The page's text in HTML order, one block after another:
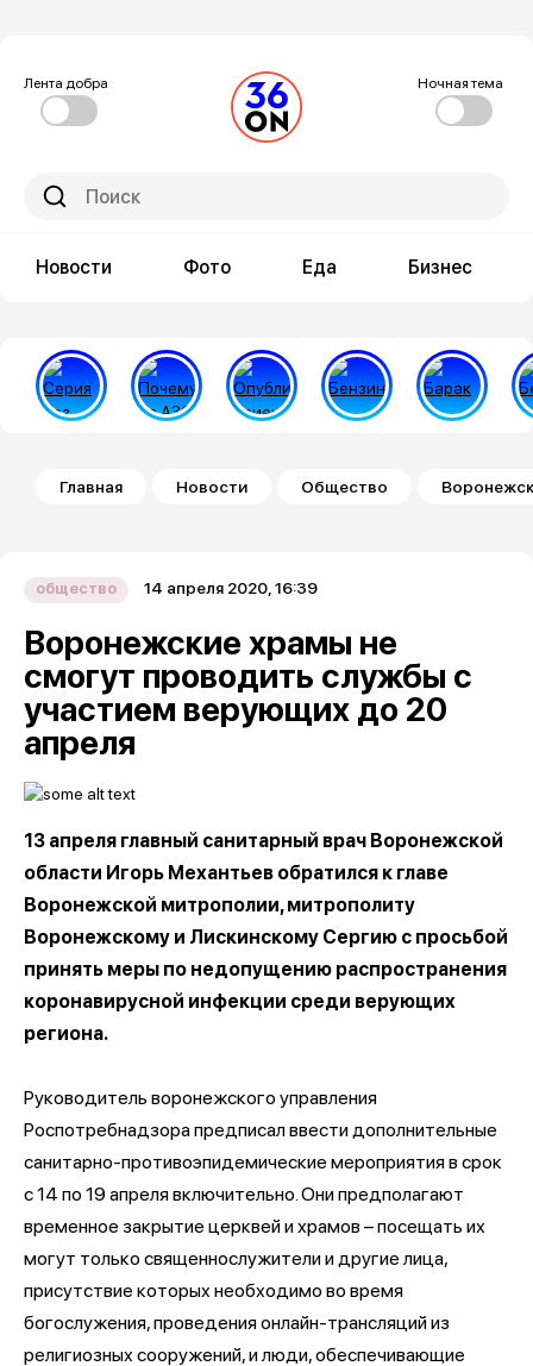
Лента добра Ночная тема
Новости Фото Еда Бизнес
Строка навигации
Главная Новости Общество
общество 14 апреля 2020, 16:39
Воронежские храмы не
смогут проводить службы с
участием верующих до 20
апреля
13 апреля главный санитарный врач Воронежской
области Игорь Механтьев обратился к главе
Воронежской митрополии, митрополиту
Воронежскому и Лискинскому Сергию с просьбой
принять меры по недопущению распространения
коронавирусной инфекции среди верующих
региона.
Руководитель воронежского управления
Роспотребнадзора предписал ввести дополнительные
санитарно-противоэпидемические мероприятия в срок
с 14 по 19 апреля включительно. Они предполагают
временное закрытие церквей и храмов – посещать их
могут только священнослужители и другие лица,
присутствие которых необходимо во время
богослужения, проведения онлайн-трансляций из
религиозных сооружений, и люди, обеспечивающие